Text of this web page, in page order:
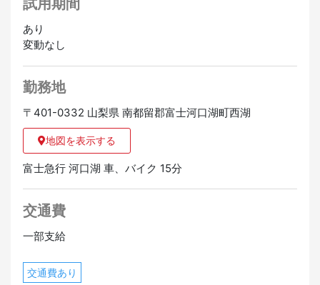
試用期間
あり
変動なし
勤務地
〒401-0332 山梨県 南都留郡富士河口湖町西湖
地図を表示する
富士急行 河口湖 車、バイク 15分
交通費
一部支給
交通費あり